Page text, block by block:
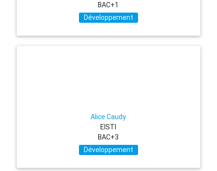
BAC+1
Développement
Alice Caudy
EISTI
BAC+3
Développement